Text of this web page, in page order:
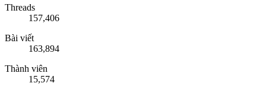
Threads
157,406
Bài viết
163,894
Thành viên
15,574